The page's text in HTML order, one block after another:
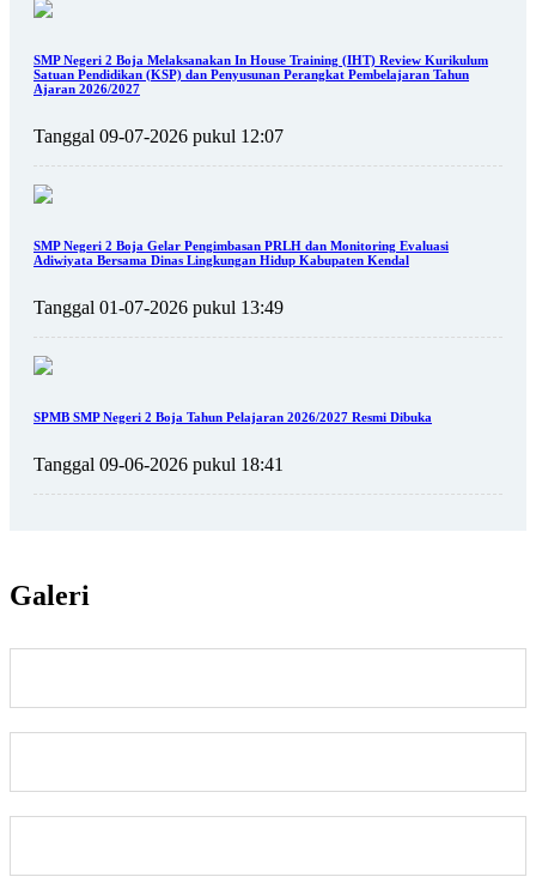
SMP Negeri 2 Boja Melaksanakan In House Training (IHT) Review Kurikulum
Satuan Pendidikan (KSP) dan Penyusunan Perangkat Pembelajaran Tahun
Ajaran 2026/2027
Tanggal 09-07-2026 pukul 12:07
SMP Negeri 2 Boja Gelar Pengimbasan PRLH dan Monitoring Evaluasi
Adiwiyata Bersama Dinas Lingkungan Hidup Kabupaten Kendal
Tanggal 01-07-2026 pukul 13:49
SPMB SMP Negeri 2 Boja Tahun Pelajaran 2026/2027 Resmi Dibuka
Tanggal 09-06-2026 pukul 18:41
Galeri